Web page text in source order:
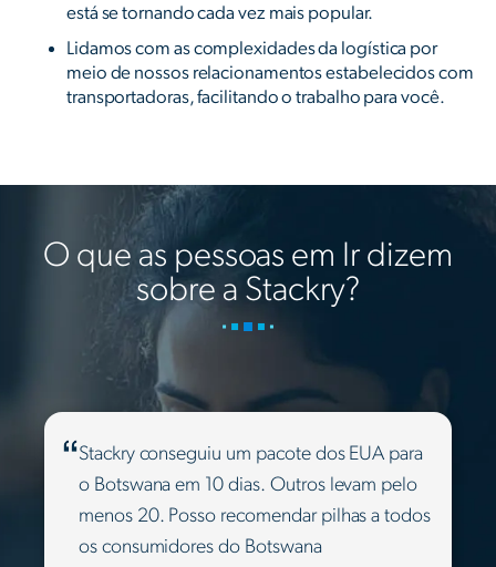
está se tornando cada vez mais popular.
Lidamos com as complexidades da logística por
meio de nossos relacionamentos estabelecidos com
transportadoras, facilitando o trabalho para você.
O que as pessoas em Ir dizem
sobre a Stackry?
Stackry conseguiu um pacote dos EUA para
o Botswana em 10 dias. Outros levam pelo
menos 20. Posso recomendar pilhas a todos
os consumidores do Botswana